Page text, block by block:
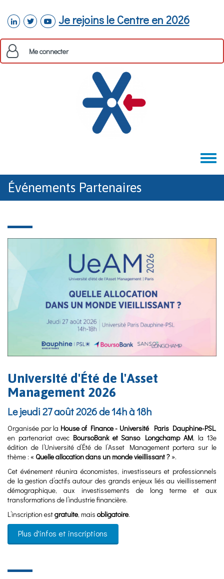
linkedintwitteryoutube
Je rejoins le Centre en 2026
Me connecter
Toggle
Événements Partenaires
Université d'Été de l'Asset
Management 2026
Le jeudi 27 août 2026 de 14h à 18h
Organisée par la House of Finance - Université Paris Dauphine-PSL,
en partenariat avec BoursoBank et Sanso Longchamp AM, la 13e
édition de l’Université d’Été de l’Asset Management portera sur le
thème : « Quelle allocation dans un monde vieillissant ? ».
Cet événement réunira économistes, investisseurs et professionnels
de la gestion d’actifs autour des grands enjeux liés au vieillissement
démographique, aux investissements de long terme et aux
transformations de l’industrie financière.
L’inscription estgratuite, mais obligatoire.
Plus d'infos et inscriptions